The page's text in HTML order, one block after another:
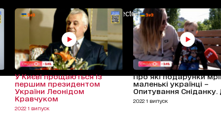
AdBlockDetected!
У Києві прощаються із
першим президентом
України Леонідом
Кравчуком
2022 1 випуск
Про які подарунки
маленькі українці –
Опитування Сніданку.
2022 1 випуск